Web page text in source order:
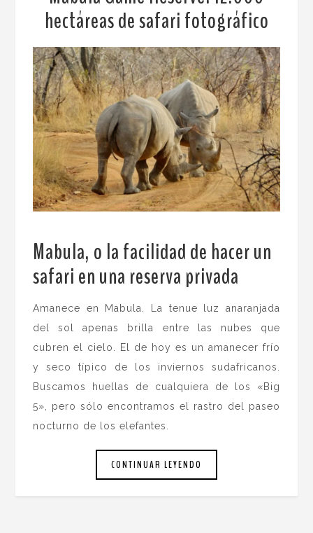
hectáreas de safari fotográfico
Mabula, o la facilidad de hacer un
safari en una reserva privada
Amanece en Mabula. La tenue luz anaranjada
del sol apenas brilla entre las nubes que
cubren el cielo. El de hoy es un amanecer frío
y seco típico de los inviernos sudafricanos.
Buscamos huellas de cualquiera de los «Big
5», pero sólo encontramos el rastro del paseo
nocturno de los elefantes.
CONTINUAR LEYENDO